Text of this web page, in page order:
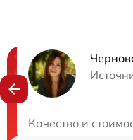
Качество и
Нужна